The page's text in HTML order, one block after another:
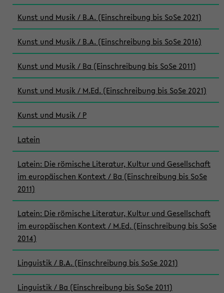
Kunst und Musik / B.A. (Einschreibung bis SoSe 2021)
Kunst und Musik / B.A. (Einschreibung bis SoSe 2016)
Kunst und Musik / Ba (Einschreibung bis SoSe 2011)
Kunst und Musik / M.Ed. (Einschreibung bis SoSe 2021)
Kunst und Musik / P
Latein
Latein: Die römische Literatur, Kultur und Gesellschaft
im europäischen Kontext / Ba (Einschreibung bis SoSe
2011)
Latein: Die römische Literatur, Kultur und Gesellschaft
im europäischen Kontext / M.Ed. (Einschreibung bis SoSe
2014)
Linguistik / B.A. (Einschreibung bis SoSe 2021)
Linguistik / Ba (Einschreibung bis SoSe 2011)